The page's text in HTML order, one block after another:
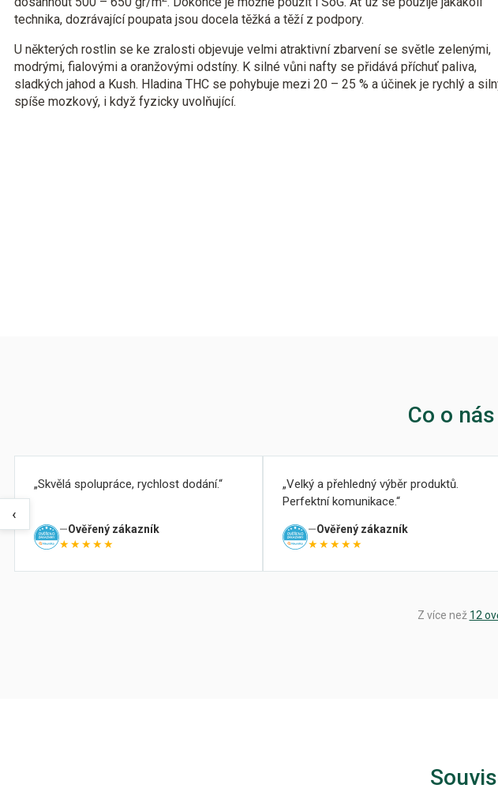
technika, dozrávající poupata jsou docela těžká a těží z podpory.
U některých rostlin se ke zralosti objevuje velmi atraktivní zbarvení se světle zelenými,
modrými, fialovými a oranžovými odstíny. K silné vůni nafty se přidává příchuť paliva,
sladkých jahod a Kush. Hladina THC se pohybuje mezi 20 – 25 % a účinek je rychlý a
spíše mozkový, i když fyzicky uvolňující.
Co o
‹
Skvělá spolupráce, rychlost dodání.
Ověřený zákazník
★★★★★
Velký a přehledný výběr produktů.
Perfektní komunikace.
Ověřený zákazník
★★★★★
Z více než 12